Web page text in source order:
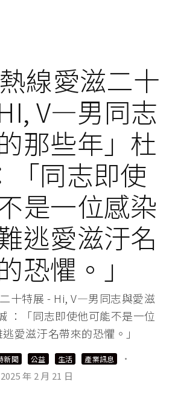
線愛滋二十
V—男同志
那些年」杜
「同志即使
是一位感染
逃愛滋汙名
恐懼。」
十特展 - Hi, V—男同志與愛滋
：「同志即使他可能不是一位
愛滋汙名帶來的恐懼。」
新聞 公益 生活 產業訊息
·
2025 年 2 月 21 日